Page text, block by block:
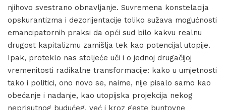
njihovo svestrano obnavljanje. Suvremena konstelacija
opskurantizma i dezorijentacije toliko sužava mogućnosti
emancipatornih praksi da opći sud bilo kakvu realnu
drugost kapitalizmu zamišlja tek kao potencijal utopije.
Ipak, proteklo nas stoljeće uči i o jednoj drugačijoj
vremenitosti radikalne transformacije: kako u umjetnosti
tako i politici, ono novo se, naime, nije pisalo samo kao
obećanje i nadanje, kao utopijska projekcija nekog
neprisutnog budućeg, već i kroz geste buntovne